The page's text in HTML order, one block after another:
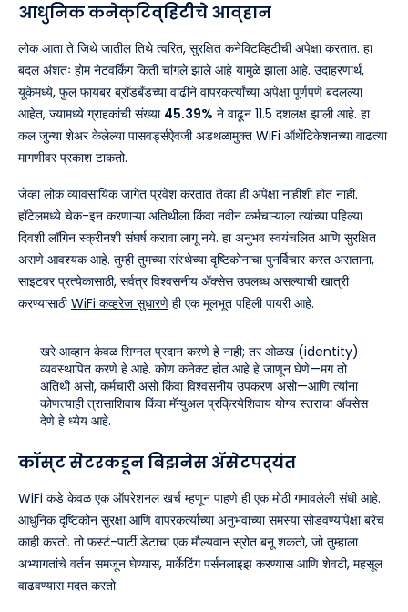
आधुनिक कनेक्टिव्हिटीचे आव्हान
लोक आता ते जिथे जातील तिथे त्वरित, सुरक्षित कनेक्टिव्हिटीची अपेक्षा करतात. हा
बदल अंशतः होम नेटवर्किंग किती चांगले झाले आहे यामुळे झाला आहे. उदाहरणार्थ,
यूकेमध्ये, फुल फायबर ब्रॉडबँडच्या वाढीने वापरकर्त्यांच्या अपेक्षा पूर्णपणे बदलल्या
आहेत, ज्यामध्ये ग्राहकांची संख्या 45.39% ने वाढून 11.5 दशलक्ष झाली आहे. हा
कल जुन्या शेअर केलेल्या पासवर्ड्सऐवजी अडथळामुक्त WiFi ऑथेंटिकेशनच्या वाढत्या
मागणीवर प्रकाश टाकतो.
जेव्हा लोक व्यावसायिक जागेत प्रवेश करतात तेव्हा ही अपेक्षा नाहीशी होत नाही.
हॉटेलमध्ये चेक-इन करणाऱ्या अतिथीला किंवा नवीन कर्मचाऱ्याला त्यांच्या पहिल्या
दिवशी लॉगिन स्क्रीनशी संघर्ष करावा लागू नये. हा अनुभव स्वयंचलित आणि सुरक्षित
असणे आवश्यक आहे. तुम्ही तुमच्या संस्थेच्या दृष्टिकोनाचा पुनर्विचार करत असताना,
साइटवर प्रत्येकासाठी, सर्वत्र विश्वसनीय ॲक्सेस उपलब्ध असल्याची खात्री
करण्यासाठीWiFi कव्हरेज सुधारणे ही एक मूलभूत पहिली पायरी आहे.
खरे आव्हान केवळ सिग्नल प्रदान करणे हे नाही; तर ओळख (identity)
व्यवस्थापित करणे हे आहे. कोण कनेक्ट होत आहे हे जाणून घेणे—मग तो
अतिथी असो, कर्मचारी असो किंवा विश्वसनीय उपकरण असो—आणि त्यांना
कोणत्याही त्रासाशिवाय किंवा मॅन्युअल प्रक्रियेशिवाय योग्य स्तराचा ॲक्सेस
देणे हे ध्येय आहे.
कॉस्ट सेंटरकडून बिझनेस ॲसेटपर्यंत
WiFi कडे केवळ एक ऑपरेशनल खर्च म्हणून पाहणे ही एक मोठी गमावलेली संधी आहे.
आधुनिक दृष्टिकोन सुरक्षा आणि वापरकर्त्याच्या अनुभवाच्या समस्या सोडवण्यापेक्षा बरेच
काही करतो. तो फर्स्ट-पार्टी डेटाचा एक मौल्यवान स्रोत बनू शकतो, जो तुम्हाला
अभ्यागतांचे वर्तन समजून घेण्यास, मार्केटिंग पर्सनलाइझ करण्यास आणि शेवटी, महसूल
वाढवण्यास मदत करतो.